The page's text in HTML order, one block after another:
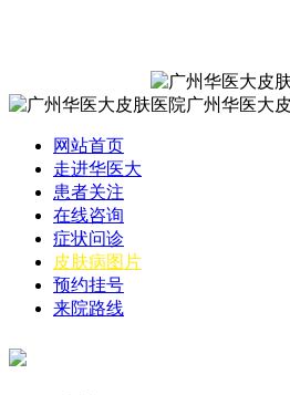
网站首页
走进华医大
患者关注
在线咨询
症状问诊
皮肤病图片
预约挂号
来院路线